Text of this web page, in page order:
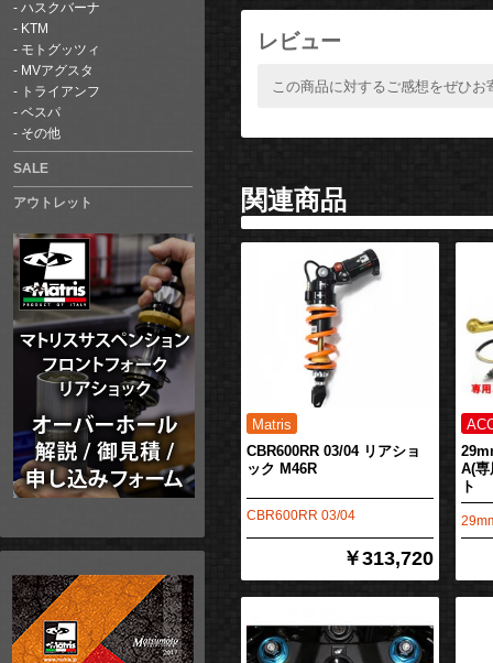
ハスクバーナ
KTM
モトグッツィ
MVアグスタ
トライアンフ
ベスパ
その他
SALE
アウトレット
レビュー
この商品に対するご感想をぜひお
関連商品
CBR600RR 03/04 リアショ
ック M46R
CBR600RR 03/04
￥313,720
A(専
ト